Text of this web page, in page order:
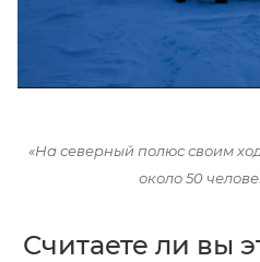
«На северный полюс своим
около 50
Считаете ли вы